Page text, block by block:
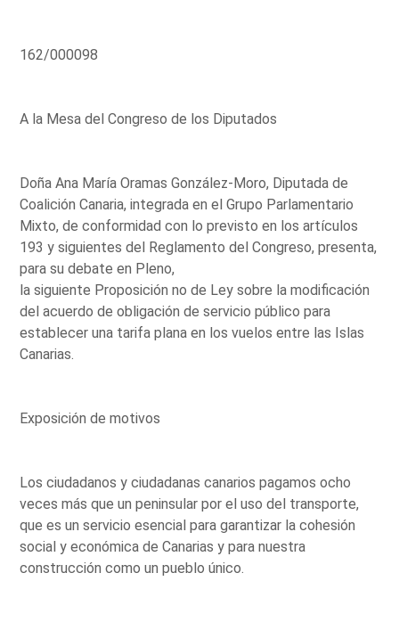
162/000098
A la Mesa del Congreso de los Diputados
Doña Ana María Oramas González-Moro, Diputada de
Coalición Canaria, integrada en el Grupo Parlamentario
Mixto, de conformidad con lo previsto en los artículos
193 y siguientes del Reglamento del Congreso, presenta,
para su debate en Pleno,
la siguiente Proposición no de Ley sobre la modificación
del acuerdo de obligación de servicio público para
establecer una tarifa plana en los vuelos entre las Islas
Canarias.
Exposición de motivos
Los ciudadanos y ciudadanas canarios pagamos ocho
veces más que un peninsular por el uso del transporte,
que es un servicio esencial para garantizar la cohesión
social y económica de Canarias y para nuestra
construcción como un pueblo único.